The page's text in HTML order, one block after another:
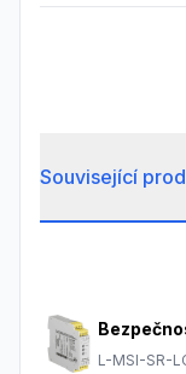
Související
L-MSI-SR-